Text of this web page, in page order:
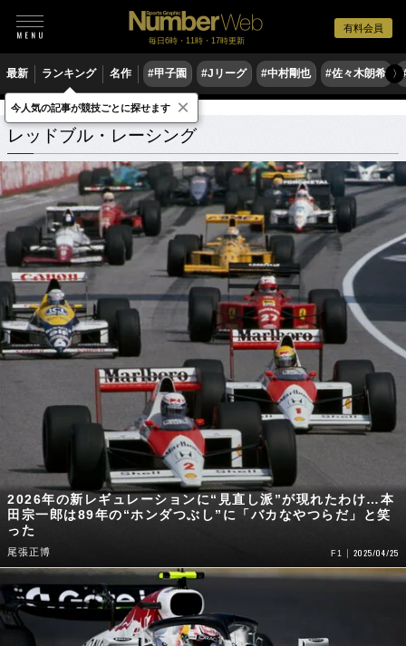
有料会員
毎日6時・11時・17時更新
最新 ランキング 名作 #甲子園 #Jリーグ #中村剛也 #佐々木朗希 〉
レッドブル・レーシング 関連記事
レッドブル・レーシング
2026年の新レギュレーションに“見直し派”が現れたわけ…本
田宗一郎は89年の“ホンダつぶし”に「バカなやつらだ」と笑
った
尾張正博 F1 2025/04/25
今人気の記事が競技ごとに探せます ×